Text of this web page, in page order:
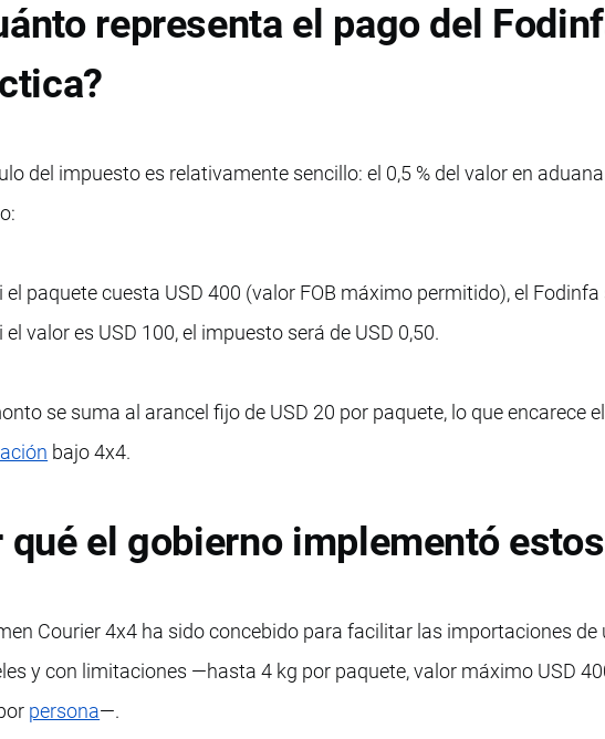
representa el pago del
del impuesto es relativamente sencillo: el 0,5 % del valor en
el paquete cuesta USD 400 (valor FOB máximo permitido), el Fodinfa
el valor es USD 100, el impuesto será de USD 0,50.
se suma al arancel fijo de USD 20 por paquete, lo que encarece
bajo 4x4.
qué el gobierno implementó
Courier 4x4 ha sido concebido para facilitar las importaciones de
y con limitaciones —hasta 4 kg por paquete, valor máximo USD
persona—.